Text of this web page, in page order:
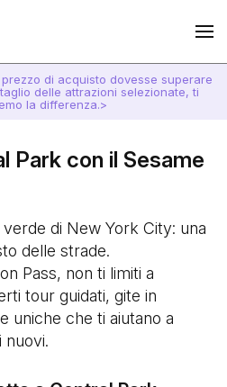
prezzo di acquisto dovesse superare
delle attrazioni selezionate, ti
la differenza.>
Park con il Sesame
di New York City: una
delle strade.
Pass, non ti limiti a
tour guidati, gite in
uniche che ti aiutano a
nuovi.